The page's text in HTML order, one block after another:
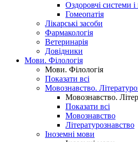
Оздоровчі системи і
Гомеопатія
Лікарські засоби
Фармакологія
Ветеринарія
Довідники
Мови. Філологія
Мови. Філологія
Показати всі
Мовознавство.
Мовознавство.
Показати всі
Мовознавство
Літературознавство
Іноземні мови